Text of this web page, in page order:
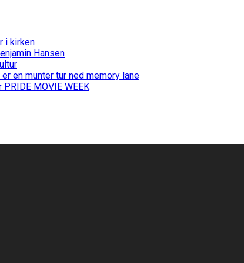
i kirken
Hansen
en munter tur ned memory lane
MOVIE WEEK